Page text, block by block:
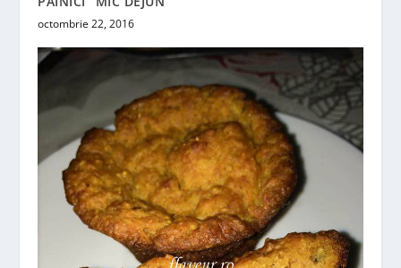
octombrie 22, 2016